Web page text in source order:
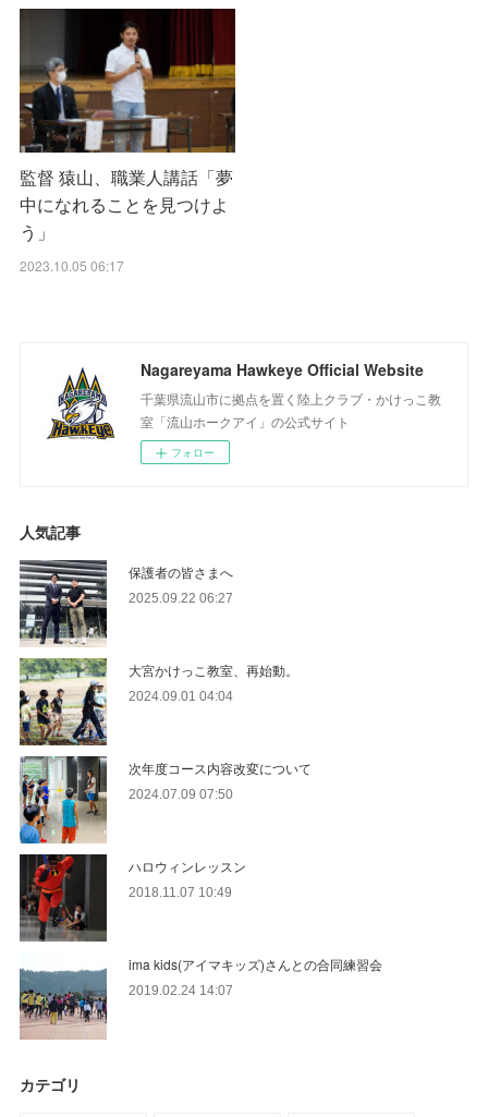
監督 猿山、職業人講話「夢
中になれることを見つけよ
う」
2023.10.05 06:17
Nagareyama Hawkeye Official Website
千葉県流山市に拠点を置く陸上クラブ・かけっこ教
室「流山ホークアイ」の公式サイト
フォロー
人気記事
保護者の皆さまへ
2025.09.22 06:27
大宮かけっこ教室、再始動。
2024.09.01 04:04
次年度コース内容改変について
2024.07.09 07:50
ハロウィンレッスン
2018.11.07 10:49
ima kids(アイマキッズ)さんとの合同練習会
2019.02.24 14:07
カテゴリ